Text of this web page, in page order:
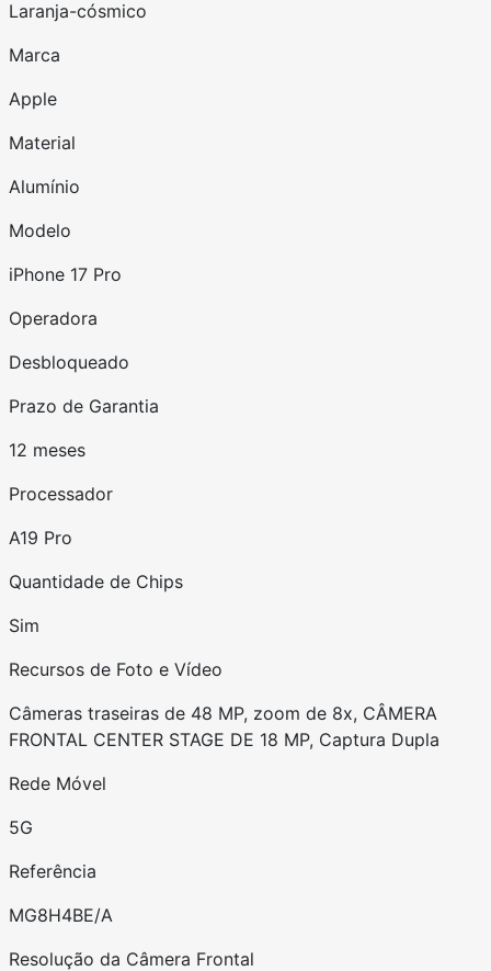
Laranja-cósmico
Marca
Apple
Material
Alumínio
Modelo
iPhone 17 Pro
Operadora
Desbloqueado
Prazo de Garantia
12 meses
Processador
A19 Pro
Quantidade de Chips
Sim
Recursos de Foto e Vídeo
Câmeras traseiras de 48 MP, zoom de 8x, CÂMERA
FRONTAL CENTER STAGE DE 18 MP, Captura Dupla
Rede Móvel
5G
Referência
MG8H4BE/A
Resolução da Câmera Frontal